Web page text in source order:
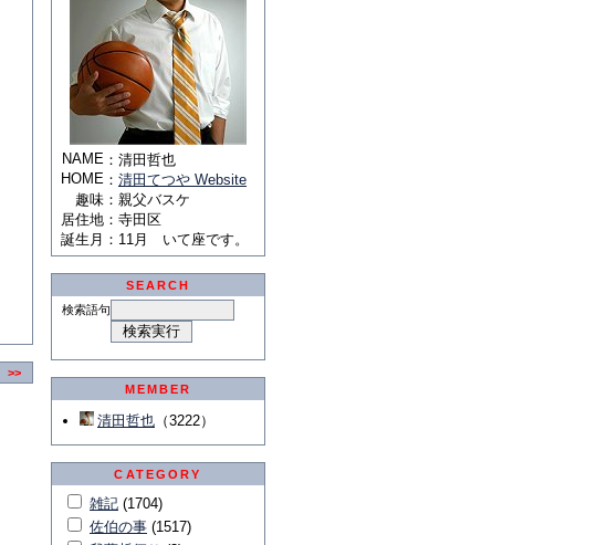
>>
NAME ： 清田哲也
HOME ： 清田てつや Website
趣味 ： 親父バスケ
居住地 ： 寺田区
誕生月 ： 11月 いて座です。
SEARCH
検索語句
MEMBER
清田哲也 （3222）
CATEGORY
雑記 (1704)
佐伯の事 (1517)